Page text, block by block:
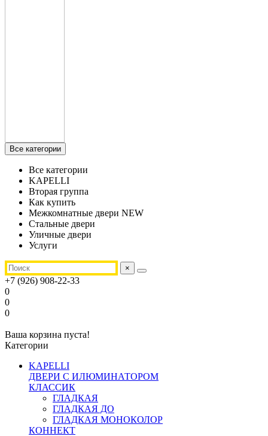
Все категории
Все категории
KAPELLI
Вторая группа
Как купить
Межкомнатные двери NEW
Стальные двери
Уличные двери
Услуги
×
+7 (926) 908-22-33
0
0
0
Ваша корзина пуста!
Категории
KAPELLI
ДВЕРИ С ИЛЮМИНАТОРОМ
КЛАССИК
ГЛАДКАЯ
ГЛАДКАЯ ДО
ГЛАДКАЯ МОНОКОЛОР
КОННЕКТ